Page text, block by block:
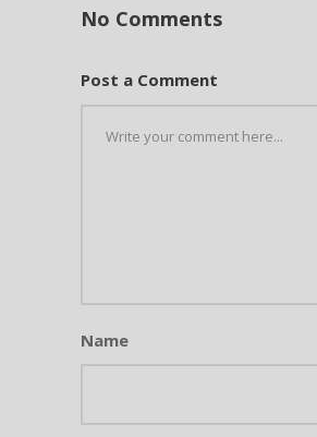
No Comments
Post a Comment
Name